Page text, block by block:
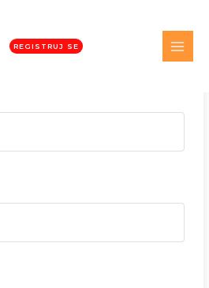
REGISTRUJ SE